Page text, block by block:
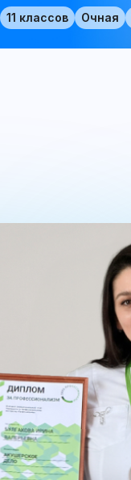
11 классов Очная